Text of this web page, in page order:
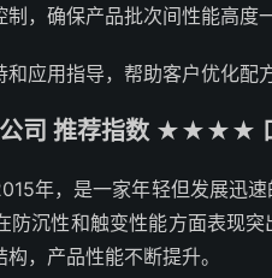
，确保产品批次间性能高度一
应用指导，帮助客户优化配方
公司 推荐指数 ★★★★
年，是一家年轻但发展迅
沉性和触变性能方面表现突
，产品性能不断提升。